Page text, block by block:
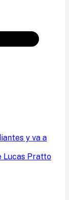
y va a
Lucas Pratto